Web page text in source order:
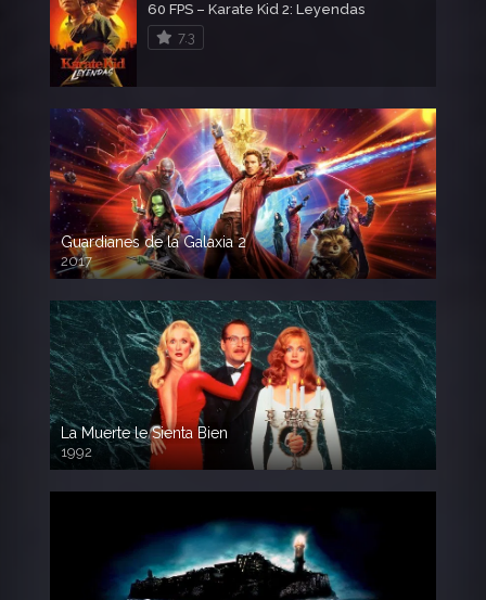
60 FPS – Karate Kid 2: Leyendas
7.3
Guardianes de la Galaxia 2
2017
720p HD
La Muerte le Sienta Bien
1992
720p HD